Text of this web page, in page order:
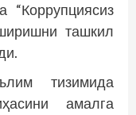
ташкил
тизимида
амалга